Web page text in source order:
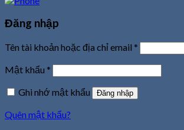
Đăng nhập
Tên tài khoản hoặc địa chỉ email *
Mật khẩu *
Ghi nhớ mật khẩu
Đăng nhập
Quên mật khẩu?